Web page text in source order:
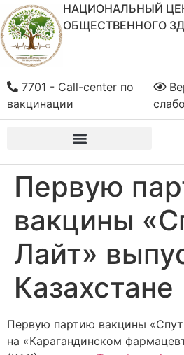
НАЦИОНАЛЬНЫЙ
ОБЩЕСТВЕННОГО
7701 - Call-center по
вакцинации
Первую
вакцины
Лайт»
Казахстане
Первую партию вакцины
на «Карагандинском